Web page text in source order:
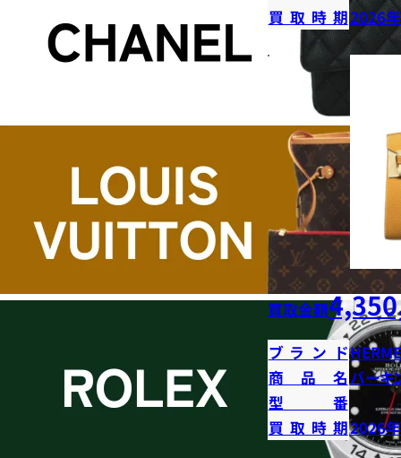
買取時期2026
買取金額
ブランド
商品名 バーキ
型番
買取時期2026